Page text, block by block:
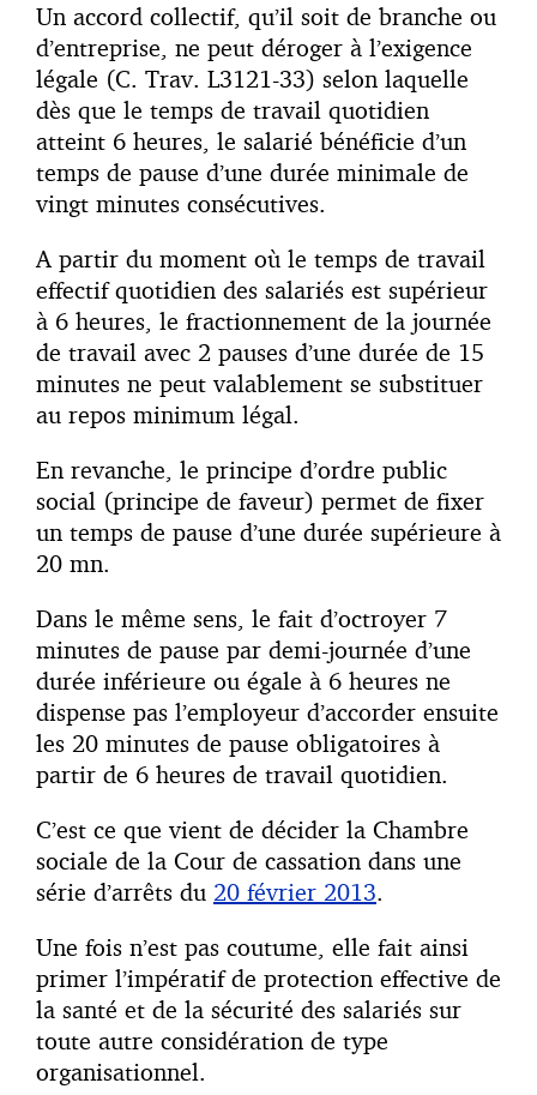
Un accord collectif, qu’il soit de branche ou
d’entreprise, ne peut déroger à l’exigence
légale (C. Trav. L3121-33) selon laquelle
dès que le temps de travail quotidien
atteint 6 heures, le salarié bénéficie d’un
temps de pause d’une durée minimale de
vingt minutes consécutives.
A partir du moment où le temps de travail
effectif quotidien des salariés est supérieur
à 6 heures, le fractionnement de la journée
de travail avec 2 pauses d’une durée de 15
minutes ne peut valablement se substituer
au repos minimum légal.
En revanche, le principe d’ordre public
social (principe de faveur) permet de fixer
un temps de pause d’une durée supérieure à
20 mn.
Dans le même sens, le fait d’octroyer 7
minutes de pause par demi-journée d’une
durée inférieure ou égale à 6 heures ne
dispense pas l’employeur d’accorder ensuite
les 20 minutes de pause obligatoires à
partir de 6 heures de travail quotidien.
C’est ce que vient de décider la Chambre
sociale de la Cour de cassation dans une
série d’arrêts du 20 février 2013.
Une fois n’est pas coutume, elle fait ainsi
primer l’impératif de protection effective de
la santé et de la sécurité des salariés sur
toute autre considération de type
organisationnel.